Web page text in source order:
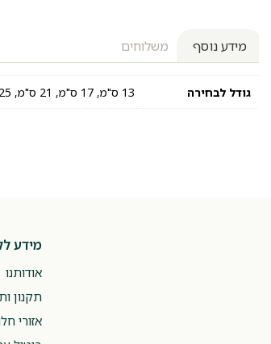
מידע נוסף משלוחים
גודל לבחירה 13 ס"מ, 17 ס"מ, 21 ס"מ, 25 ס"מ
מידע
אודותנו
תקנון
אזורי